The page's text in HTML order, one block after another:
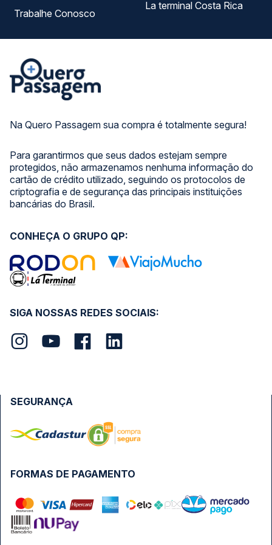
Na Quero Passagem sua compra é totalmente segura!
Para garantirmos que seus dados estejam sempre
protegidos, não armazenamos nenhuma informação do
cartão de crédito utilizado, seguindo os protocolos de
criptografia e de segurança das principais instituições
bancárias do Brasil.
Trabalhe Conosco
La terminal Costa Rica
SIGA NOSSAS REDES SOCIAIS:
CONHEÇA O GRUPO QP:
FORMAS DE PAGAMENTO
SEGURANÇA